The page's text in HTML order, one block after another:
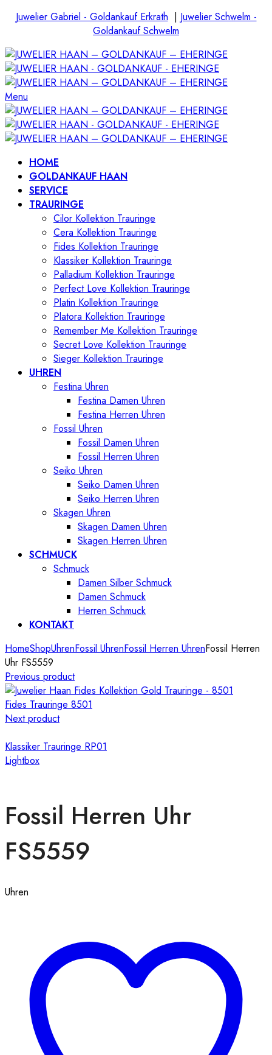
Juwelier Gabriel - Goldankauf Erkrath | Juwelier Schwelm -
Goldankauf Schwelm
Menu
HOME
GOLDANKAUF HAAN
SERVICE
TRAURINGE
Cilor Kollektion Trauringe
Cera Kollektion Trauringe
Fides Kollektion Trauringe
Klassiker Kollektion Trauringe
Palladium Kollektion Trauringe
Perfect Love Kollektion Trauringe
Platin Kollektion Trauringe
Platora Kollektion Trauringe
Remember Me Kollektion Trauringe
Secret Love Kollektion Trauringe
Sieger Kollektion Trauringe
UHREN
Festina Uhren
Festina Damen Uhren
Festina Herren Uhren
Fossil Uhren
Fossil Damen Uhren
Fossil Herren Uhren
Seiko Uhren
Seiko Damen Uhren
Seiko Herren Uhren
Skagen Uhren
Skagen Damen Uhren
Skagen Herren Uhren
SCHMUCK
Schmuck
Damen Silber Schmuck
Damen Schmuck
Herren Schmuck
KONTAKT
HomeShopUhrenFossil UhrenFossil Herren UhrenFossil Herren
Uhr FS5559
Previous product
Fides Trauringe 8501
Next product
Klassiker Trauringe RP01
Lightbox
Fossil Herren Uhr
FS5559
Uhren